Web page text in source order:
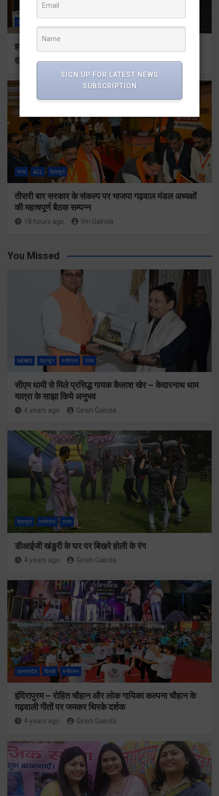
राज्य
हर घर तिरंगा अभियान को जन-जन तक पहुंचाने की तैयारी
16 hours ago Viri Gairola
राज्य ALL देहरादून
तीसरी बार सरकार के संकल्प पर भाजपा गढ़वाल मंडल अध्यक्षों
की महत्वपूर्ण बैठक सम्पन्न
18 hours ago Viri Gairola
You Missed
NEWS देहरादून मनोरंजन राज्य
सीएम धामी से मिले प्रसिद्ध गायक कैलाश खेर – केदारनाथ धाम
यात्रा के साझा किये अनुभव
4 years ago Girish Gairola
देहरादून मनोरंजन राज्य
डीआईजी खंडुरी के घर पर बिखरे होली के रंग
4 years ago Girish Gairola
उत्तरप्रदेश दिल्ली मनोरंजन
इंदिरापुरम – रोहित चौहान और लोक गायिका कल्पना चौहान के
गढ़वाली गीतों पर जमकर थिरके दर्शक
4 years ago Girish Gairola
SIGN UP FOR LATEST NEWS
SUBSCRIPTION